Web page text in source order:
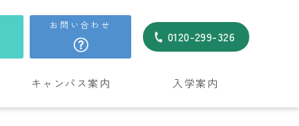
お問い合わせ
0120-299-326
キャンパス案内 入学案内